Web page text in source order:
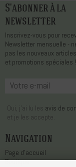
S'abonner à la
newsletter
Inscrivez-vous pour
Newsletter mensuelle -
pas les nouveaux
et promotions spéciales !
Oui, j'ai lu les avis de
et je les accepte.
Navigation
Page d'accueil
Boutique